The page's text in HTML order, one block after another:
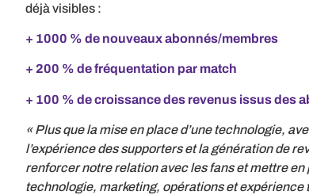
déjà visibles :
+ 1000 % de nouveaux abonnés/membres
+ 200 % de fréquentation par match
+ 100 % de croissance des revenus issus des
« Plus que la mise en place d’une technologie,
l’expérience des supporters et la génération de
renforcer notre relation avec les fans et mettre
technologie, marketing, opérations et expérience